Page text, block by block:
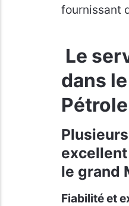
fournissant
Le
dans
le grand
Fiabilité et